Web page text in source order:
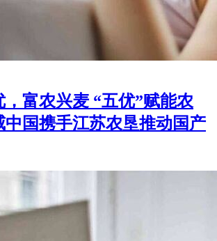
，富农兴麦 “五优”赋能农
中国携手江苏农垦推动国产